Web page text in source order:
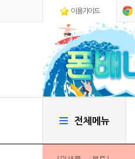
이용가이드
전체메뉴